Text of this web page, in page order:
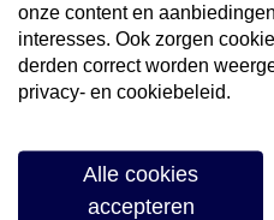
volgende
Meld je aan voor onze
onze content en
interesses. Ook zorgen
derden correct worden
privacy- en cookiebeleid.
Alle cookies
accepteren